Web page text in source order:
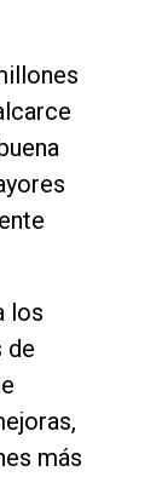
los
de
más